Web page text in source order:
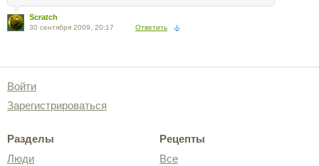
Scratch
30 сентября 2009, 20:17 Ответить
Войти
Зарегистрироваться
Разделы
Люди
Рецепты
Все